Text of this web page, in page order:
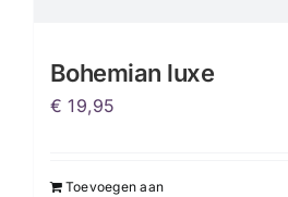
Bohemian luxe
€ 19,95
Toevoegen aan